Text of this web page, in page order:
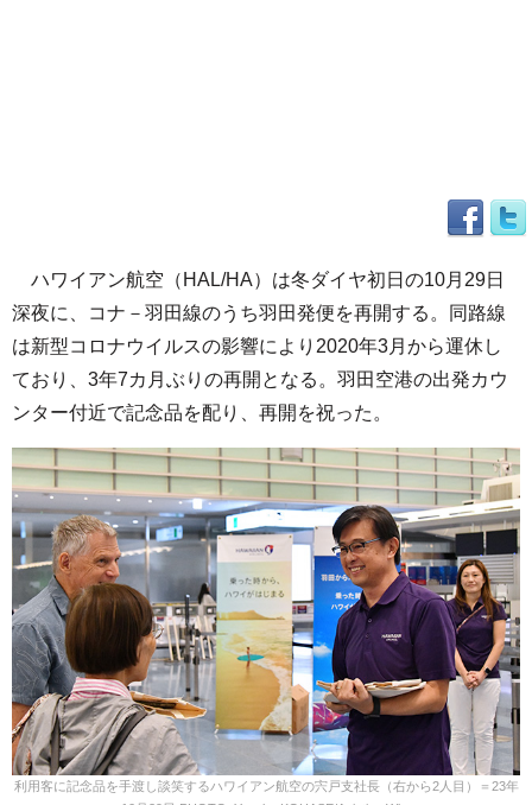
ハワイアン航空（HAL/HA）は冬ダイヤ初日の10月29日
深夜に、コナ－羽田線のうち羽田発便を再開する。同路線
は新型コロナウイルスの影響により2020年3月から運休し
ており、3年7カ月ぶりの再開となる。羽田空港の出発カウ
ンター付近で記念品を配り、再開を祝った。
利用客に記念品を手渡し談笑するハワイアン航空の宍戸支社長（右から2人目）＝23年